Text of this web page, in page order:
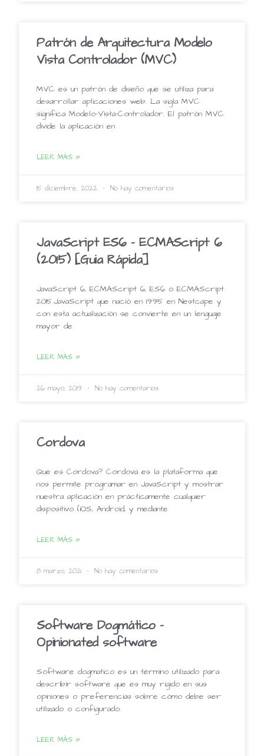
Patrón de Arquitectura Modelo
Vista Controlador (MVC)
MVC es un patrón de diseño que se utiliza para
desarrollar aplicaciones web. La sigla MVC
significa Modelo-Vista-Controlador. El patrón MVC
divide la aplicación en
LEER MÁS »
15 diciembre, 2022 No hay comentarios
JavaScript ES6 – ECMAScript 6
(2015) [Guia Rápida]
JavaScript 6, ECMAScript 6, ES6 ó ECMAScript
2015.JavaScript que nació en 1995 en Nestcape y
con esta actualización se convierte en un lenguaje
mayor de
LEER MÁS »
26 mayo, 2019 No hay comentarios
Cordova
Que es Cordova? Cordova es la plataforma que
nos permite programar en JavaScript y mostrar
nuestra aplicación en prácticamente cualquier
dispositivo (iOS, Android, y mediante
LEER MÁS »
8 marzo, 2021 No hay comentarios
Software Dogmático –
Opinionated software
Software dogmatico es un término utilizado para
describir software que es muy rígido en sus
opiniones o preferencias sobre cómo debe ser
utilizado o configurado.
LEER MÁS »